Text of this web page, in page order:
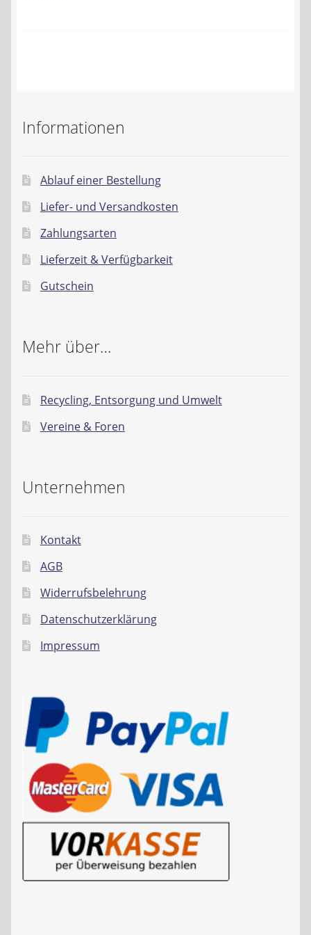
Datenschutzerklärung
Informationen
Ablauf einer Bestellung
Liefer- und Versandkosten
Zahlungsarten
Lieferzeit & Verfügbarkeit
Gutschein
Mehr über…
Recycling, Entsorgung und Umwelt
Vereine & Foren
Unternehmen
Kontakt
AGB
Widerrufsbelehrung
Datenschutzerklärung
Impressum